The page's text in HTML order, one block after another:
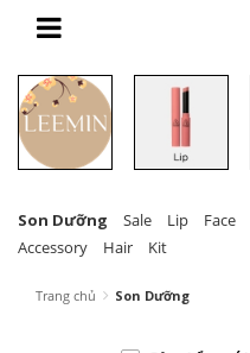
Son Dưỡng Sale Lip Face
Accessory
Hair Kit
Trang chủ Son Dưỡng